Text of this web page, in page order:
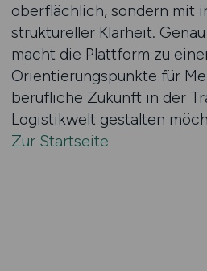
oberflächlich, sondern mit
struktureller Klarheit.
macht die Plattform zu
Orientierungspunkte für
berufliche Zukunft in der
Logistikwelt gestalten
Zur Startseite